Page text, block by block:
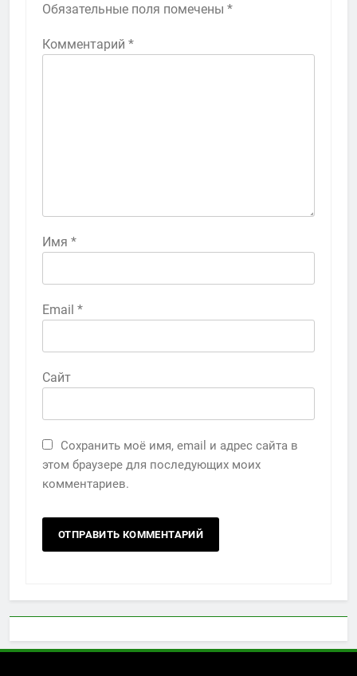
Обязательные поля помечены *
Комментарий *
Имя *
Email *
Сайт
Сохранить моё имя, email и адрес сайта в
этом браузере для последующих моих
комментариев.